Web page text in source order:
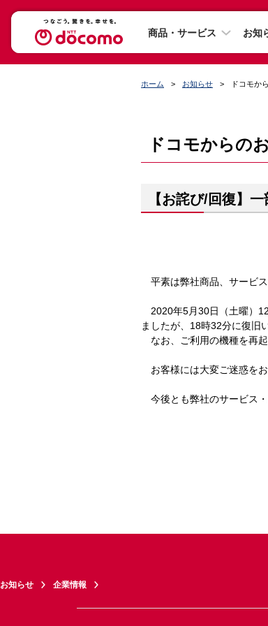
商品・サービス お知
ホーム お知らせ ドコモか
ドコモからの
【お詫び/回復】
平素は弊社商品、サービス
2020年5月30日（土曜）
ましたが、18時32分に復旧
なお、ご利用の機種を再
お客様には大変ご迷惑をお
今後とも弊社のサービス・
お知らせ 企業情報